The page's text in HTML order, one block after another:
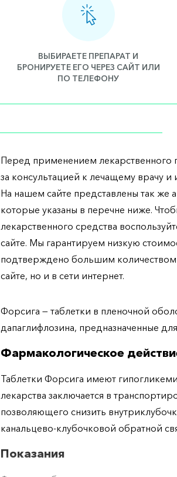
ВЫБИРАЕТЕ ПРЕПАРАТ И
БРОНИРУЕТЕ ЕГО ЧЕРЕЗ САЙТ ИЛИ
ПО ТЕЛЕФОНУ
Перед применением лекарственного
за консультацией к лечащему врачу
На нашем сайте представлены так же
которые указаны в перечне ниже.
лекарственного средства
сайте. Мы гарантируем низкую
подтверждено большим количеством
сайте, но и в сети интернет.
Форсига — таблетки в пленочной
дапаглифлозина, предназначенные
Фармакологическое
Таблетки Форсига имеют
лекарства заключается в
позволяющего снизить
канальцево-клубочковой обратной
Показания